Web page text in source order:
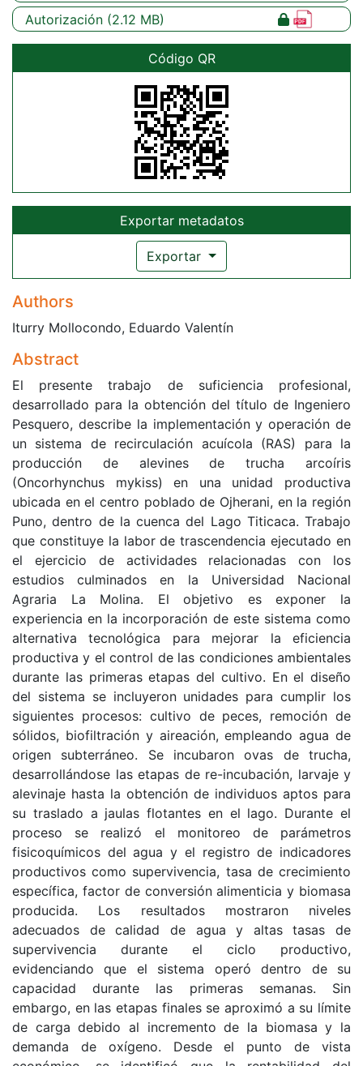
Autorización (2.12 MB)
Código QR
Exportar metadatos
Exportar
Authors
Iturry Mollocondo, Eduardo Valentín
Abstract
El presente trabajo de suficiencia profesional,
desarrollado para la obtención del título de Ingeniero
Pesquero, describe la implementación y operación de
un sistema de recirculación acuícola (RAS) para la
producción de alevines de trucha arcoíris
(Oncorhynchus mykiss) en una unidad productiva
ubicada en el centro poblado de Ojherani, en la región
Puno, dentro de la cuenca del Lago Titicaca. Trabajo
que constituye la labor de trascendencia ejecutado en
el ejercicio de actividades relacionadas con los
estudios culminados en la Universidad Nacional
Agraria La Molina. El objetivo es exponer la
experiencia en la incorporación de este sistema como
alternativa tecnológica para mejorar la eficiencia
productiva y el control de las condiciones ambientales
durante las primeras etapas del cultivo. En el diseño
del sistema se incluyeron unidades para cumplir los
siguientes procesos: cultivo de peces, remoción de
sólidos, biofiltración y aireación, empleando agua de
origen subterráneo. Se incubaron ovas de trucha,
desarrollándose las etapas de re-incubación, larvaje y
alevinaje hasta la obtención de individuos aptos para
su traslado a jaulas flotantes en el lago. Durante el
proceso se realizó el monitoreo de parámetros
fisicoquímicos del agua y el registro de indicadores
productivos como supervivencia, tasa de crecimiento
específica, factor de conversión alimenticia y biomasa
producida. Los resultados mostraron niveles
adecuados de calidad de agua y altas tasas de
supervivencia durante el ciclo productivo,
evidenciando que el sistema operó dentro de su
capacidad durante las primeras semanas. Sin
embargo, en las etapas finales se aproximó a su límite
de carga debido al incremento de la biomasa y la
demanda de oxígeno. Desde el punto de vista